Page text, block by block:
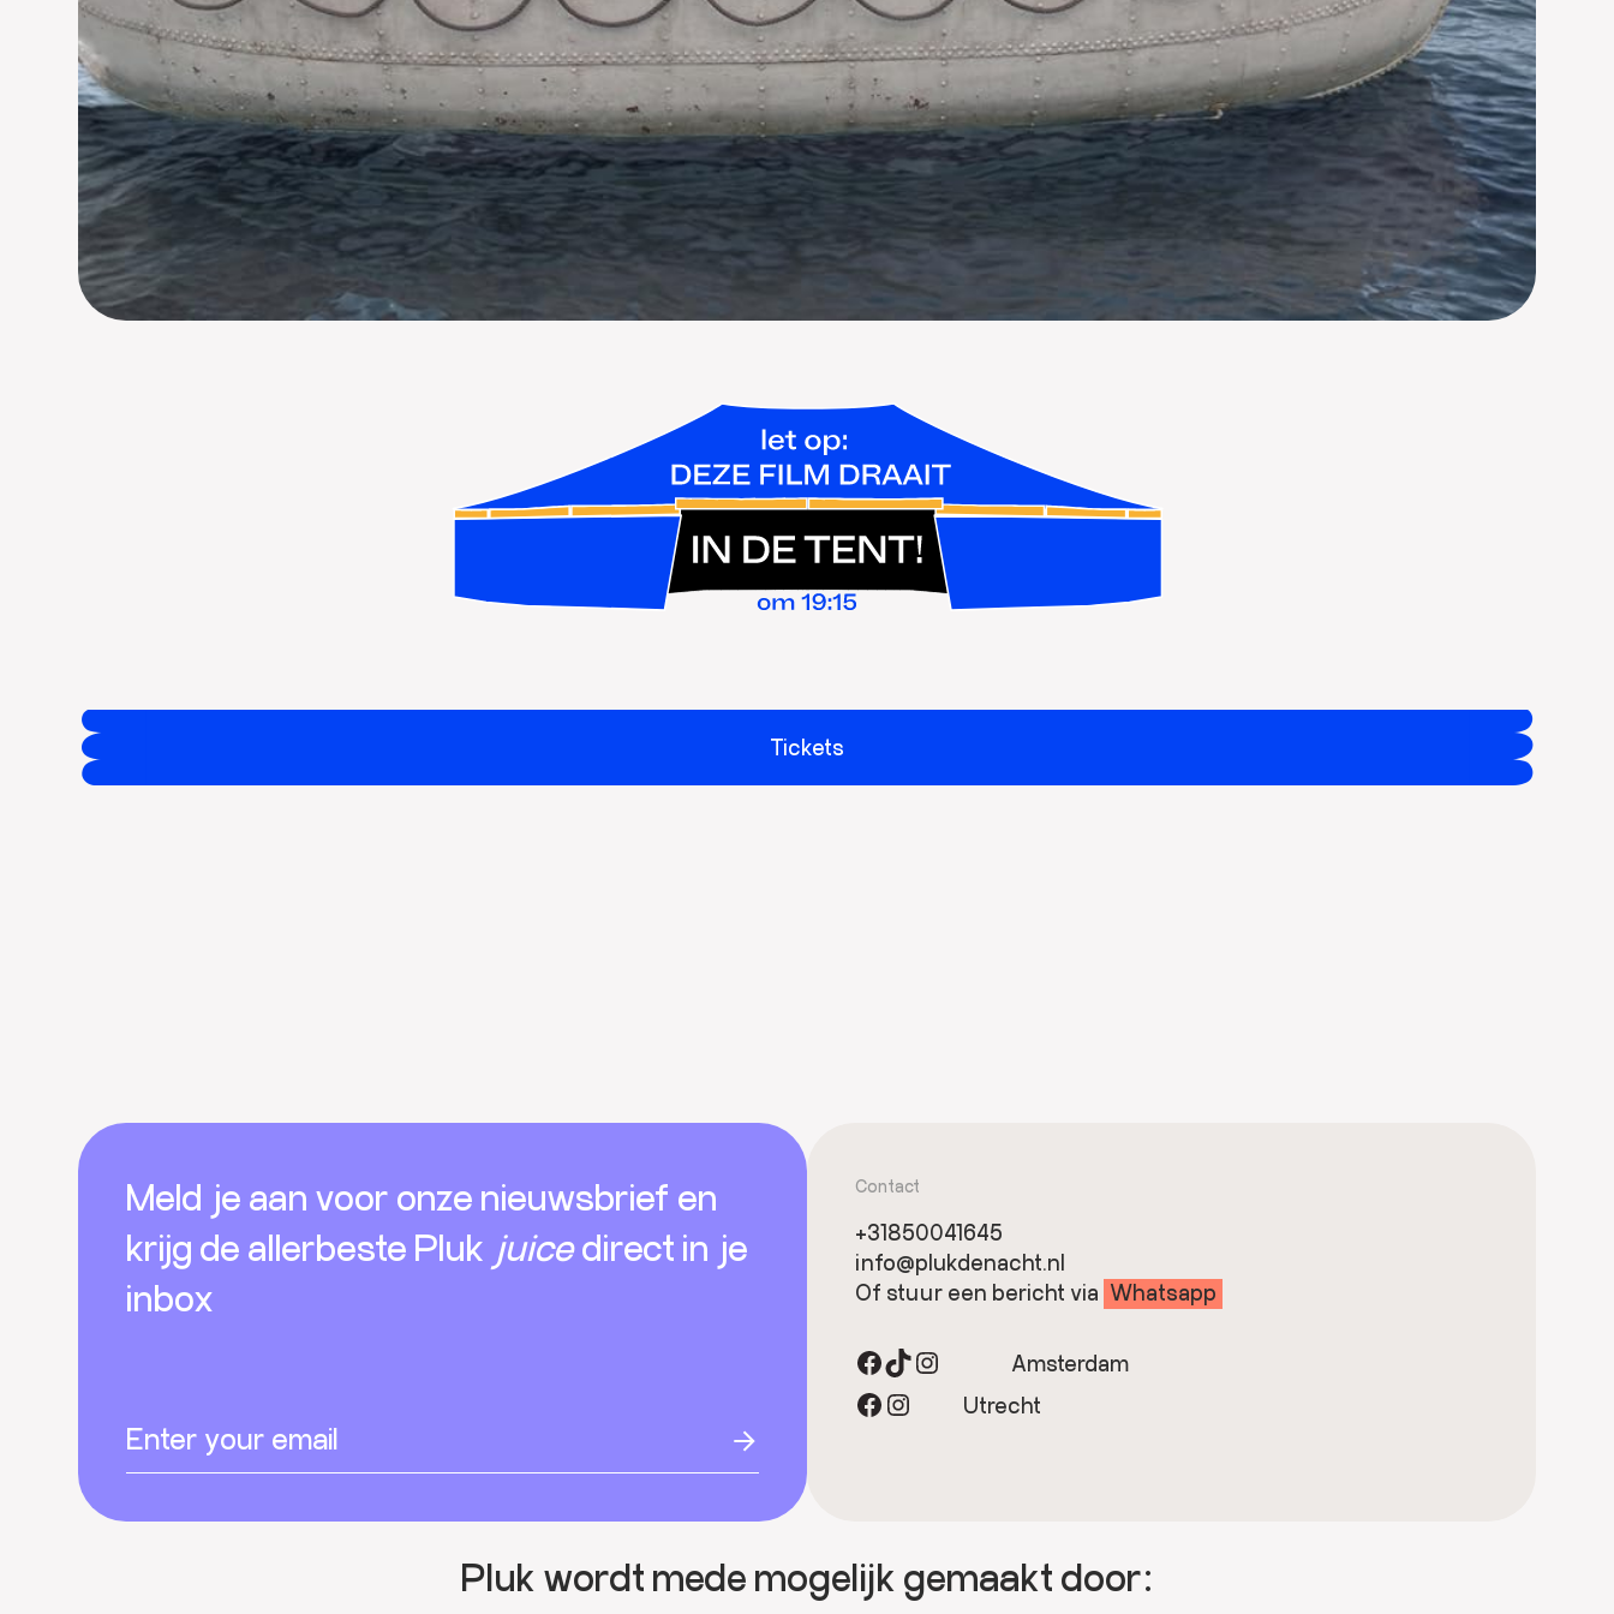
Tickets
Footer
Meld je aan voor onze nieuwsbrief en
krijg de allerbeste Pluk juicedirect in je
inbox
Contact
+31850041645
info@plukdenacht.nl
Of stuur een bericht via Whatsapp
Facebook TikTok Instagram Amsterdam
Facebook Instagram Utrecht
Pluk wordt mede mogelijk gemaakt door: